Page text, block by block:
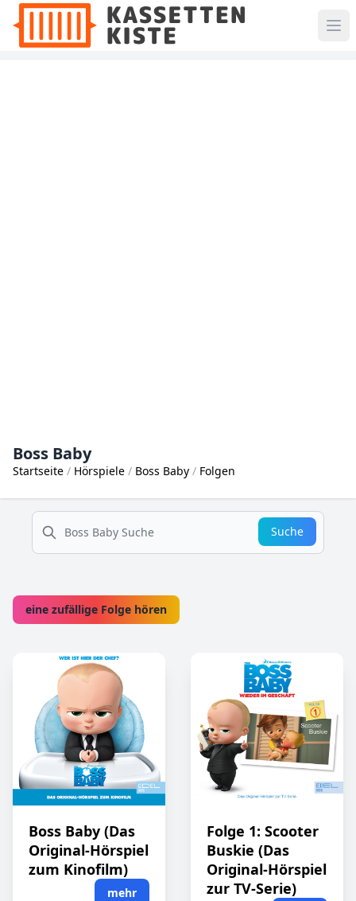
Boss Baby
Startseite Hörspiele Boss Baby Folgen
suche
Suche
eine zufällige Folge hören
Boss Baby (Das
Original-Hörspiel
zum Kinofilm)
mehr
Folge 1: Scooter
Buskie (Das
Original-Hörspiel
zur TV-Serie)